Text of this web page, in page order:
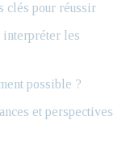
clés pour réussir
interpréter les
possible ?
et perspectives